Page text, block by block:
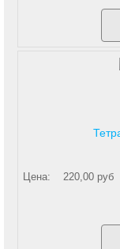
Цена: 220,00 руб